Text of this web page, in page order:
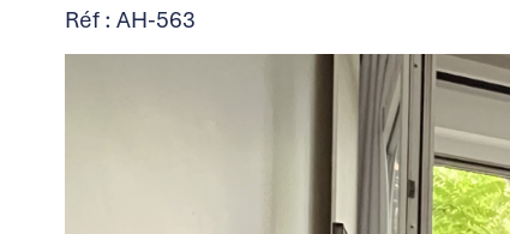
Réf : AH-563